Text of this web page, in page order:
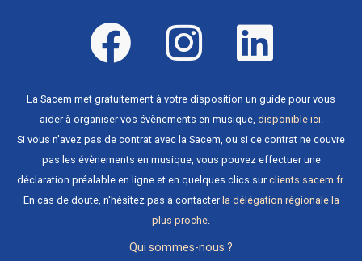
La Sacem met gratuitement à votre disposition un guide pour vous
aider à organiser vos évènements en musique, disponible ici.
Si vous n'avez pas de contrat avec la Sacem, ou si ce contrat ne couvre
pas les évènements en musique, vous pouvez effectuer une
déclaration préalable en ligne et en quelques clics surclients.sacem.fr.
En cas de doute, n'hésitez pas à contacter la délégation régionale la
plus proche.
Qui sommes-nous ?